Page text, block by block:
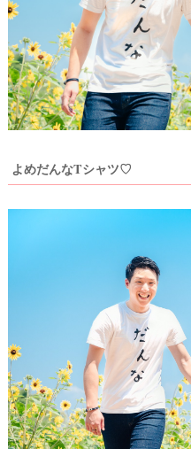
よめだんなTシャツ♡
試
着
レ
ポ